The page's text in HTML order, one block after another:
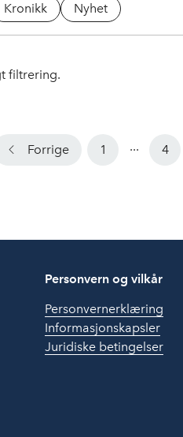
Kronikk Nyhet
filtrering.
Forrige 1 ... 4
Personvern og vilkår
Personvernerklæring
Informasjonskapsler
Juridiske betingelser